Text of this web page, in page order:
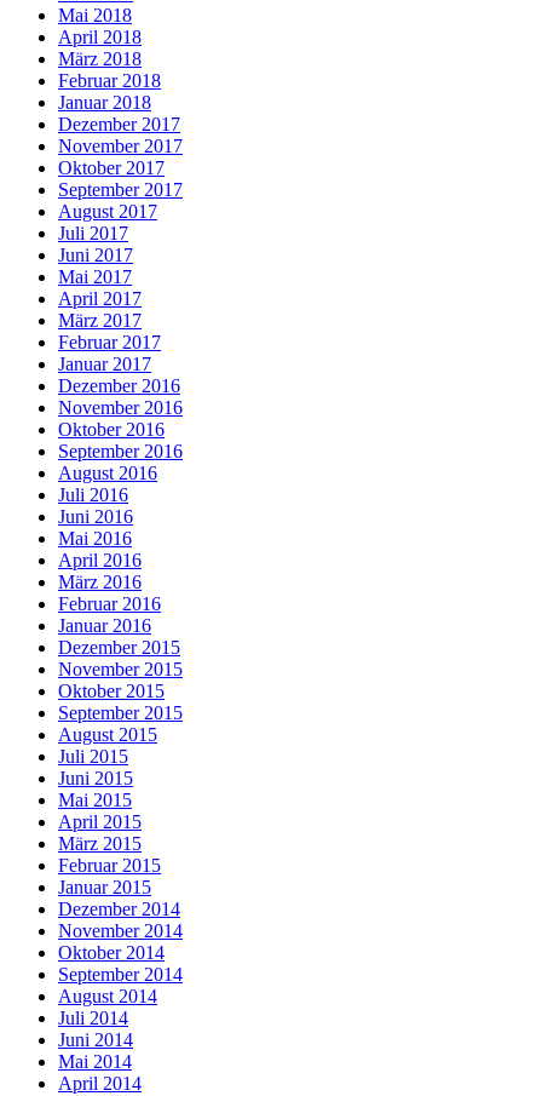
Mai 2018
April 2018
März 2018
Februar 2018
Januar 2018
Dezember 2017
November 2017
Oktober 2017
September 2017
August 2017
Juli 2017
Juni 2017
Mai 2017
April 2017
März 2017
Februar 2017
Januar 2017
Dezember 2016
November 2016
Oktober 2016
September 2016
August 2016
Juli 2016
Juni 2016
Mai 2016
April 2016
März 2016
Februar 2016
Januar 2016
Dezember 2015
November 2015
Oktober 2015
September 2015
August 2015
Juli 2015
Juni 2015
Mai 2015
April 2015
März 2015
Februar 2015
Januar 2015
Dezember 2014
November 2014
Oktober 2014
September 2014
August 2014
Juli 2014
Juni 2014
Mai 2014
April 2014